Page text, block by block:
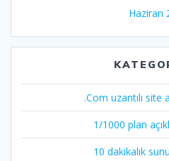
Haziran
.Com uzantılı site
1/1000 plan
10 dakikalık